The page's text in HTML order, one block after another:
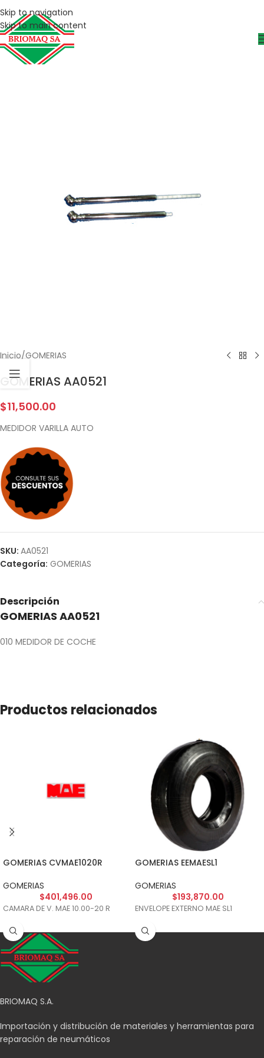
Skip to navigation
Skip to main content
Inicio/GOMERIAS
GOMERIAS AA0521
$11,500.00
MEDIDOR VARILLA AUTO
SKU: AA0521
Categoría: GOMERIAS
Descripción
GOMERIAS AA0521
010 MEDIDOR DE COCHE
Productos relacionados
GOMERIAS CVMAE1020R
GOMERIAS
$401,496.00
CAMARA DE V. MAE 10.00-20 R
GOMERIAS EEMAESL1
GOMERIAS
$193,870.00
ENVELOPE EXTERNO MAE SL1
BRIOMAQ S.A.
Importación y distribución de materiales y herramientas para
reparación de neumáticos